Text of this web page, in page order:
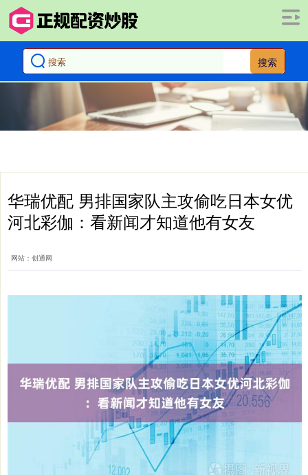
搜索
华瑞优配 男排国家队主攻偷吃日本女优
河北彩伽：看新闻才知道他有女友
网站：创通网